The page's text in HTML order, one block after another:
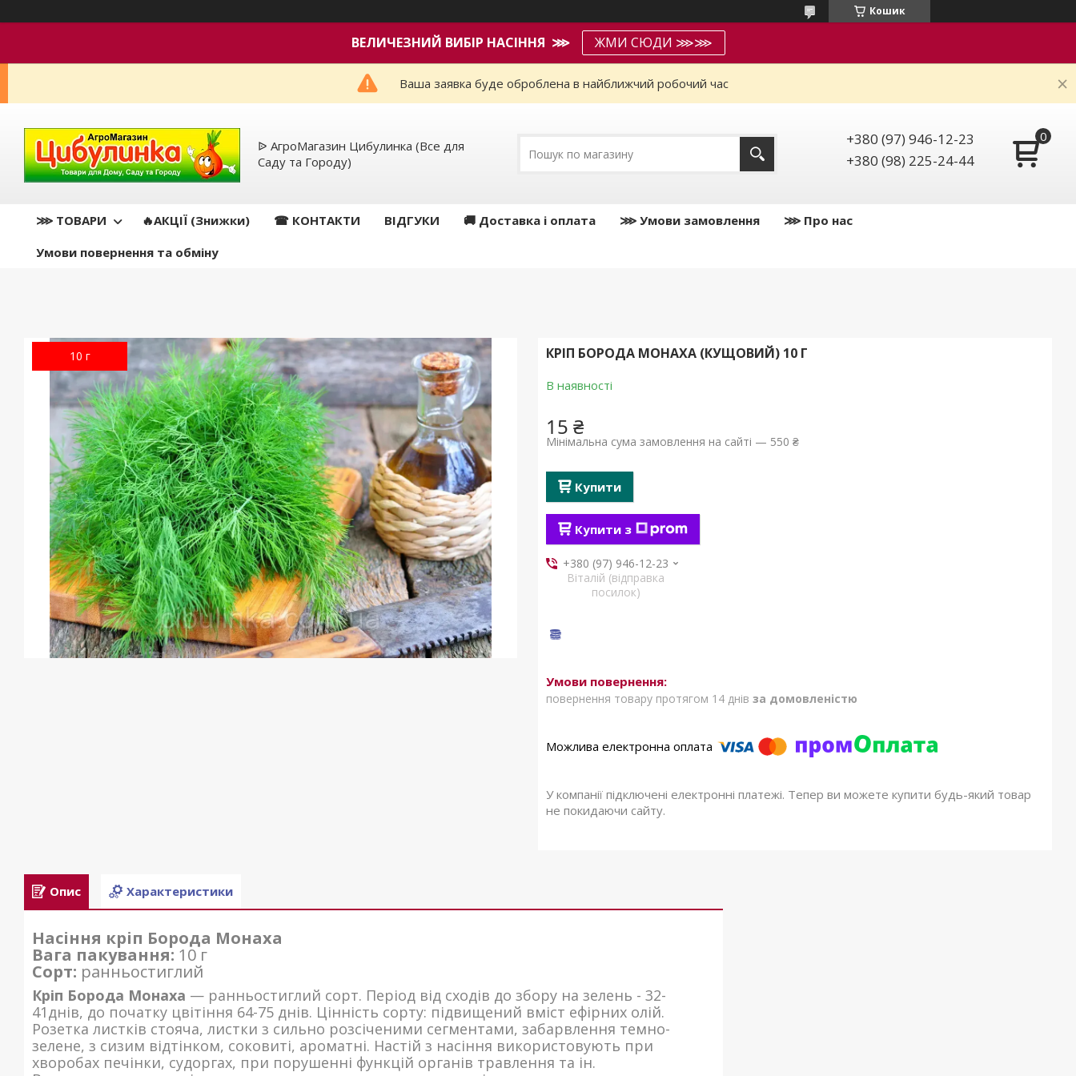
Кошик
ВЕЛИЧЕЗНИЙ ВИБІР НАСІННЯ ⋙ ЖМИ СЮДИ ⋙⋙
Ваша заявка буде оброблена в найближчий робочий час
ᐉ АгроМагазин Цибулинка (Все для
Саду та Городу)
+380 (97) 946-12-23
+380 (98) 225-24-44
⋙ ТОВАРИ 🔥АКЦІЇ (Знижки) ☎ КОНТАКТИ ВІДГУКИ 🚚 Доставка і оплата ⋙ Умови замовлення
⋙ Про нас
Умови повернення та обміну
10 г КРІП БОРОДА МОНАХА (КУЩОВИЙ) 10 Г
В наявності
15 ₴
Мінімальна сума замовлення на сайті — 550 ₴
Купити
Купити з
+380 (97) 946-12-23
Віталій (відправка
посилок)
повернення товару протягом 14 днів за домовленістю
У компанії підключені електронні платежі. Тепер ви можете купити будь-який товар
не покидаючи сайту.
Опис Характеристики
Насіння кріп Борода Монаха
Вага пакування: 10 г
Сорт: ранньостиглий
Кріп Борода Монаха — ранньостиглий сорт. Період від сходів до збору на зелень - 32-
41днів, до початку цвітіння 64-75 днів. Цінність сорту: підвищений вміст ефірних олій.
Розетка листків стояча, листки з сильно розсіченими сегментами, забарвлення темно-
зелене, з сизим відтінком, соковиті, ароматні. Настій з насіння використовують при
хворобах печінки, судоргах, при порушенні функцій органів травлення та ін.